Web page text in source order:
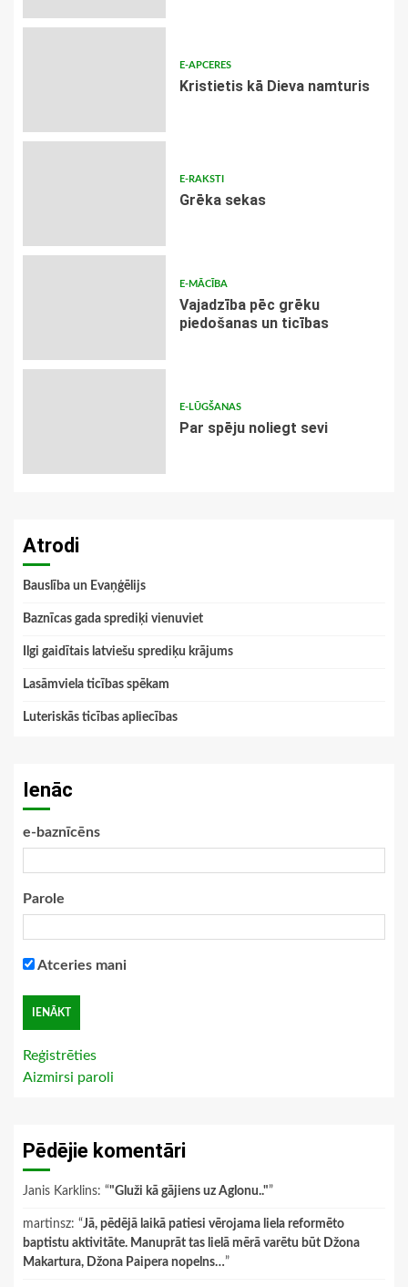
E-APCERES
Kristietis kā Dieva namturis
E-RAKSTI
Grēka sekas
E-MĀCĪBA
Vajadzība pēc grēku
piedošanas un ticības
E-LŪGŠANAS
Par spēju noliegt sevi
Atrodi
Bauslība un Evaņģēlijs
Baznīcas gada sprediķi vienuviet
Ilgi gaidītais latviešu sprediķu krājums
Lasāmviela ticības spēkam
Luteriskās ticības apliecības
Ienāc
e-baznīcēns
Parole
Atceries mani
Reģistrēties
Aizmirsi paroli
Pēdējie komentāri
Janis Karklins: “"Gluži kā gājiens uz Aglonu.."”
martinsz: “Jā, pēdējā laikā patiesi vērojama liela reformēto
baptistu aktivitāte. Manuprāt tas lielā mērā varētu būt Džona
Makartura, Džona Paipera nopelns…”